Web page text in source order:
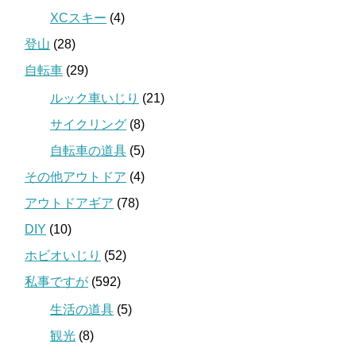
XCスキー (4)
登山 (28)
自転車 (29)
ルック車いじり (21)
サイクリング (8)
自転車の道具 (5)
その他アウトドア (4)
アウトドアギア (78)
DIY (10)
ホビオいじり (52)
私事ですが (592)
生活の道具 (5)
観光 (8)